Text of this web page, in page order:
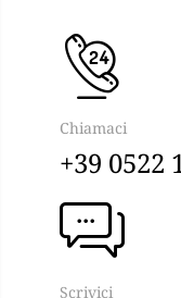
Chiamaci
+39 0522
Scrivici